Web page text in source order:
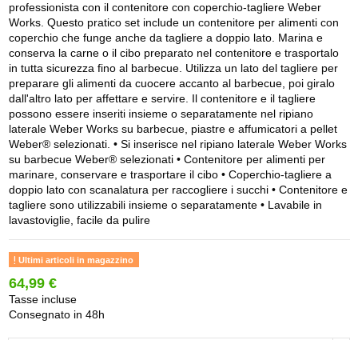
professionista con il contenitore con coperchio-tagliere Weber
Works. Questo pratico set include un contenitore per alimenti con
coperchio che funge anche da tagliere a doppio lato. Marina e
conserva la carne o il cibo preparato nel contenitore e trasportalo
in tutta sicurezza fino al barbecue. Utilizza un lato del tagliere per
preparare gli alimenti da cuocere accanto al barbecue, poi giralo
dall'altro lato per affettare e servire. Il contenitore e il tagliere
possono essere inseriti insieme o separatamente nel ripiano
laterale Weber Works su barbecue, piastre e affumicatori a pellet
Weber® selezionati. • Si inserisce nel ripiano laterale Weber Works
su barbecue Weber® selezionati • Contenitore per alimenti per
marinare, conservare e trasportare il cibo • Coperchio-tagliere a
doppio lato con scanalatura per raccogliere i succhi • Contenitore e
tagliere sono utilizzabili insieme o separatamente • Lavabile in
lavastoviglie, facile da pulire
Ultimi articoli in magazzino
64,99 €
Tasse incluse
Consegnato in 48h